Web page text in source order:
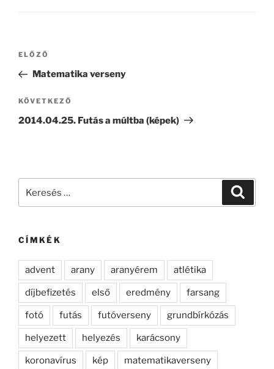
Bejegyzés
Korábbi
bejegyzés
ELŐZŐ
Matematika verseny
Következő
bejegyzés
KÖVETKEZŐ
2014.04.25. Futás a múltba (képek)
CÍMKÉK
advent arany aranyérem atlétika
díjbefizetés első eredmény farsang
fotó futás futóverseny grundbírkózás
helyezett helyezés karácsony
koronavírus kép matematikaverseny